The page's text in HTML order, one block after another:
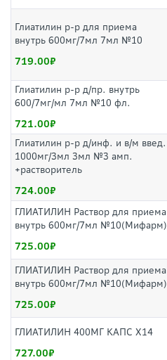
Глиатилин р-р для приема
внутрь 600мг/7мл 7мл №10
719.00
Глиатилин р-р д/пр. внутрь
600/7мг/мл 7мл №10 фл.
721.00
Глиатилин р-р д/инф. и в/м введ.
1000мг/3мл 3мл №3 амп.
+растворитель
724.00
ГЛИАТИЛИН Раствор для приема
внутрь 600мг/7мл №10(Мифарм)
725.00
ГЛИАТИЛИН Раствор для приема
внутрь 600мг/7мл №10(Мифарм)
725.00
ГЛИАТИЛИН 400МГ КАПС Х14
727.00